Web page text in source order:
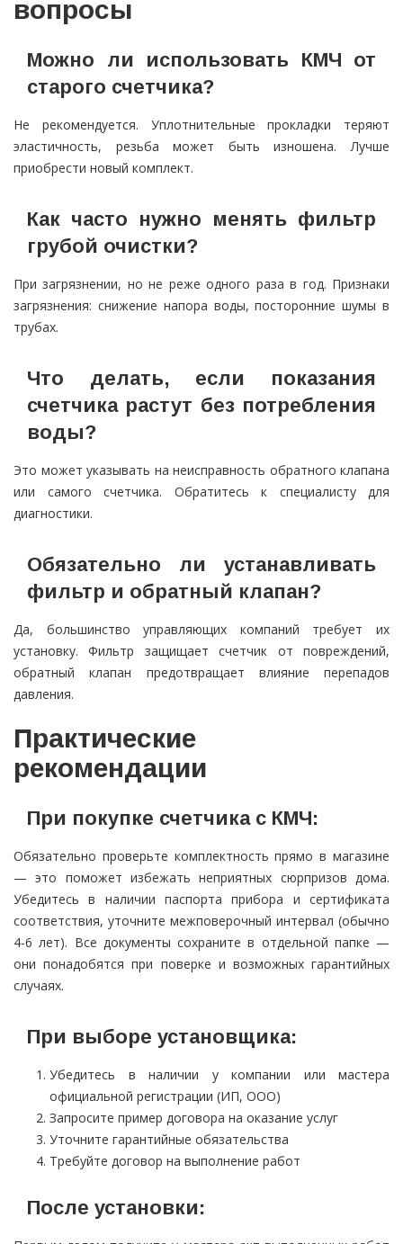
вопросы
Можно ли использовать КМЧ от
старого счетчика?
Не рекомендуется. Уплотнительные прокладки теряют
эластичность, резьба может быть изношена. Лучше
приобрести новый комплект.
Как часто нужно менять фильтр
грубой очистки?
При загрязнении, но не реже одного раза в год. Признаки
загрязнения: снижение напора воды, посторонние шумы в
трубах.
Что делать, если показания
счетчика растут без потребления
воды?
Это может указывать на неисправность обратного клапана
или самого счетчика. Обратитесь к специалисту для
диагностики.
Обязательно ли устанавливать
фильтр и обратный клапан?
Да, большинство управляющих компаний требует их
установку. Фильтр защищает счетчик от повреждений,
обратный клапан предотвращает влияние перепадов
давления.
Практические
рекомендации
При покупке счетчика с КМЧ:
Обязательно проверьте комплектность прямо в магазине
— это поможет избежать неприятных сюрпризов дома.
Убедитесь в наличии паспорта прибора и сертификата
соответствия, уточните межповерочный интервал (обычно
4-6 лет). Все документы сохраните в отдельной папке —
они понадобятся при поверке и возможных гарантийных
случаях.
При выборе установщика:
Убедитесь в наличии у компании или мастера
официальной регистрации (ИП, ООО)
Запросите пример договора на оказание услуг
Уточните гарантийные обязательства
Требуйте договор на выполнение работ
После установки: